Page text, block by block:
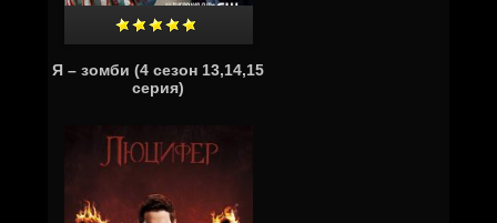
Я – зомби (4 сезон 13,14,15
серия)